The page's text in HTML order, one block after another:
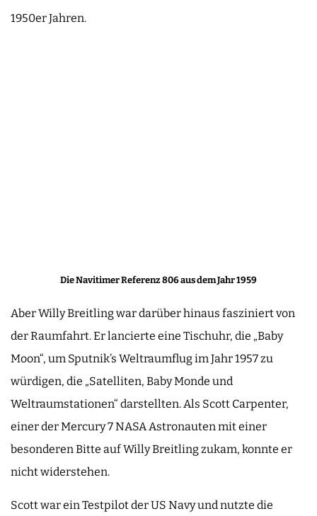
1950er Jahren.
Die Navitimer Referenz 806 aus dem Jahr 1959
Aber Willy Breitling war darüber hinaus fasziniert von
der Raumfahrt. Er lancierte eine Tischuhr, die „Baby
Moon“, um Sputnik’s Weltraumflug im Jahr 1957 zu
würdigen, die „Satelliten, Baby Monde und
Weltraumstationen“ darstellten. Als Scott Carpenter,
einer der Mercury 7 NASA Astronauten mit einer
besonderen Bitte auf Willy Breitling zukam, konnte er
nicht widerstehen.
Scott war ein Testpilot der US Navy und nutzte die